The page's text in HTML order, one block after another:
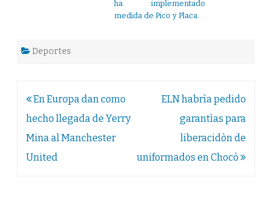
ha implementado
medida de Pico y Placa.
Deportes
Navegación
de
entradas
En Europa dan como
hecho llegada de Yerry
Mina al Manchester
United
ELN habrìa pedido
garantìas para
liberacidòn de
uniformados en Chocò